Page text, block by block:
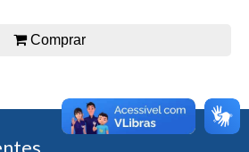
Comprar